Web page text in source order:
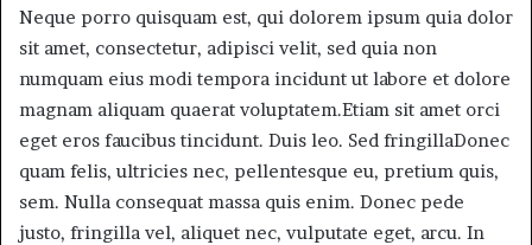
Neque porro quisquam est, qui dolorem ipsum quia dolor
sit amet, consectetur, adipisci velit, sed quia non
numquam eius modi tempora incidunt ut labore et dolore
magnam aliquam quaerat voluptatem.Etiam sit amet orci
eget eros faucibus tincidunt. Duis leo. Sed fringillaDonec
quam felis, ultricies nec, pellentesque eu, pretium quis,
sem. Nulla consequat massa quis enim. Donec pede
justo, fringilla vel, aliquet nec, vulputate eget, arcu. In